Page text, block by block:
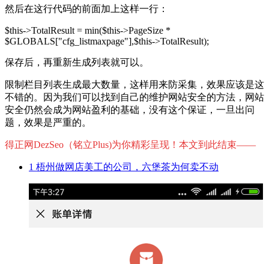
然后在这行代码的前面加上这样一行：
$this->TotalResult = min($this->PageSize *
$GLOBALS["cfg_listmaxpage"],$this->TotalResult);
保存后，再重新生成列表就可以。
限制栏目列表生成最大数量，这样用来防采集，效果应该是这
不错的。因为我们可以找到自己的维护网站安全的方法，网站
安全仍然会成为网站盈利的基础，没有这个保证，一旦出问
题，效果是严重的。
得正网DezSeo（铭立Plus)为你精彩呈现！本文到此结束——
1 梧州做网店美工的公司，六堡茶为何卖不动